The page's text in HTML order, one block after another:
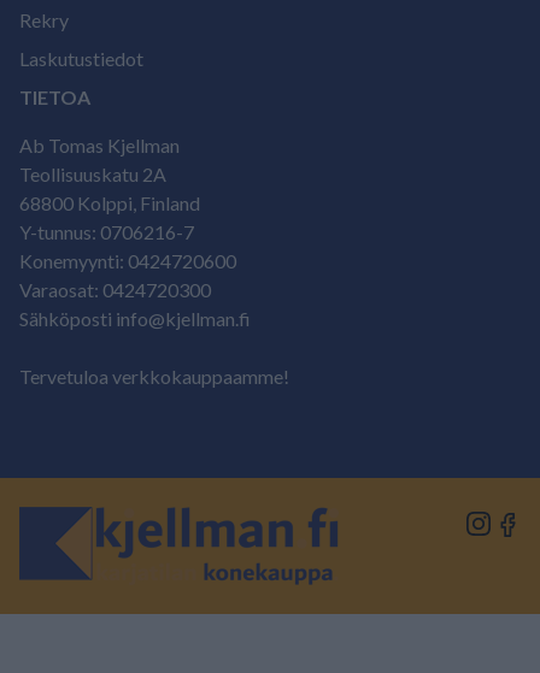
Rekry
Laskutustiedot
TIETOA
Ab Tomas Kjellman
Teollisuuskatu 2A
68800 Kolppi, Finland
Y-tunnus: 0706216-7
Konemyynti: 0424720600
Varaosat: 0424720300
Sähköposti info@kjellman.fi
Tervetuloa verkkokauppaamme!